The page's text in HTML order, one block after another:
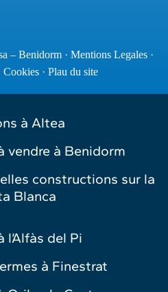
– Benidorm · Mentions Legales·
Cookies · Plau du site
à Altea
vendre à Benidorm
constructions sur la
Blanca
l’Alfàs del Pi
à Finestrat